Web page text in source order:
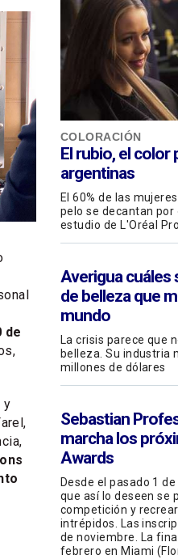
COLORACIÓN
El rubio, el
argentinas
El 60% de las
pelo se decantan por
estudio de L'Oréal
Averigua cuáles
de belleza que
mundo
La crisis parece que
belleza. Su industria
millones de dólares
Sebastian
marcha los
Awards
Desde el pasado 1
que así lo deseen se
competición y
intrépidos. Las
de noviembre. La
febrero en Miami
de
y